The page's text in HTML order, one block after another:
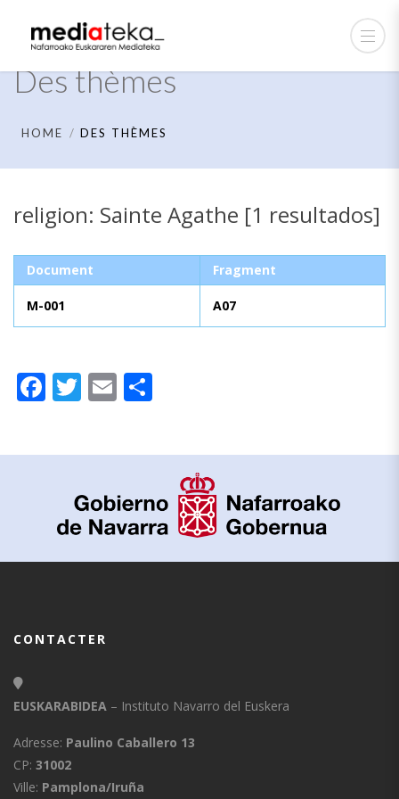
Des thèmes
HOME DES THÈMES
religion: Sainte Agathe [1 resultados]
Document Fragment
M-001 A07
Facebook
Twitter
Email
CONTACTER
EUSKARABIDEA – Instituto Navarro del Euskera
Adresse: Paulino Caballero 13
CP: 31002
Ville: Pamplona/Iruña